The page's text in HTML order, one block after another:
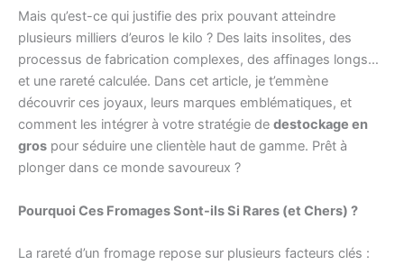
Mais qu’est-ce qui justifie des prix pouvant atteindre
plusieurs milliers d’euros le kilo ? Des laits insolites, des
processus de fabrication complexes, des affinages longs…
et une rareté calculée. Dans cet article, je t’emmène
découvrir ces joyaux, leurs marques emblématiques, et
comment les intégrer à votre stratégie de destockage en
gros pour séduire une clientèle haut de gamme. Prêt à
plonger dans ce monde savoureux ?
Pourquoi Ces Fromages Sont-ils Si Rares (et Chers) ?
La rareté d’un fromage repose sur plusieurs facteurs clés :